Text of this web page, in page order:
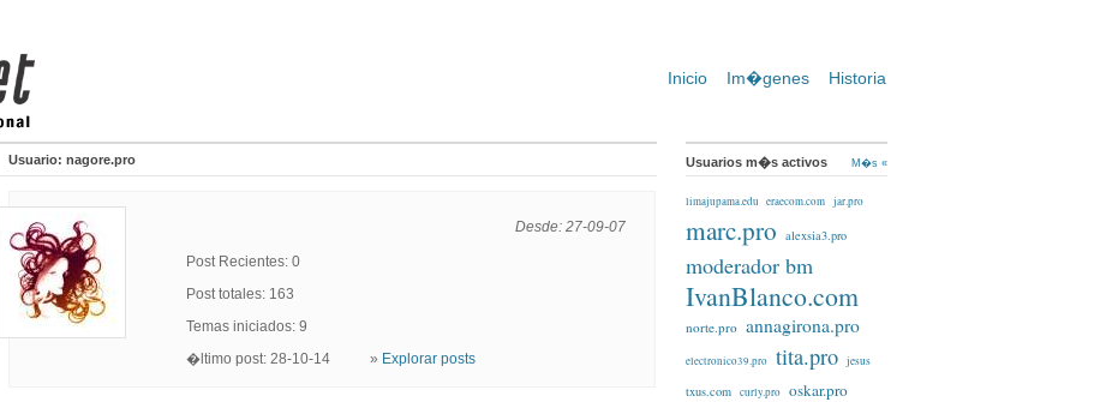
Inicio Im�genes Historia
Usuario: nagore.pro
Desde: 27-09-07
Post Recientes: 0
Post totales: 163
Temas iniciados: 9
�ltimo post: 28-10-14 » Explorar posts
Usuarios m�s activos M�s «
limajupama.edu eraecom.com jar.pro
marc.pro alexsia3.pro
moderador bm
IvanBlanco.com
norte.pro annagirona.pro
electronico39.pro tita.pro jesus
txus.com curly.pro oskar.pro